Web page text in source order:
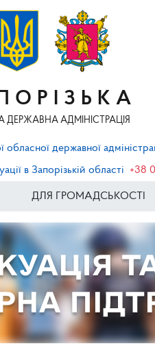
ДЕРЖАВНА АДМІНІСТРАЦІЯ
обласної державної
в Запорізькій області
+38
ДЛЯ ГРОМАДСЬКОСТІ